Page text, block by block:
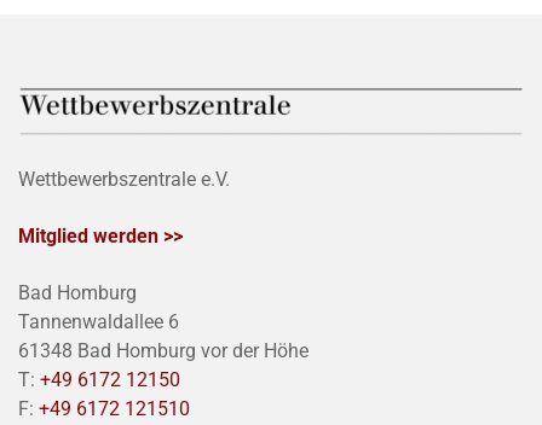
Wettbewerbszentrale e.V.
Mitglied werden >>
Bad Homburg
Tannenwaldallee 6
61348 Bad Homburg vor der Höhe
T: +49 6172 12150
F: +49 6172 121510